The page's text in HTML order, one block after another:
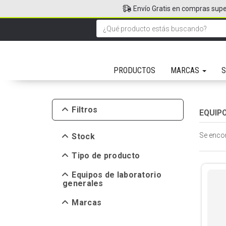
PRODUCTOS MARCAS
Envío Gratis en compras
Filtros
Stock
Tipo de producto
Equipos de laboratorio
generales
Marcas
Se